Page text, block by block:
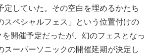
定していた。その空白を埋めるかたち
スペシャルフェス」という位置付けの
を開催予定だったが、幻のフェスとなっ
スーパーソニックの開催延期が決定し